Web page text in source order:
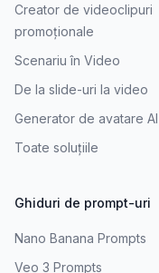
Creator de videoclipuri
promoționale
Scenariu în Video
De la slide-uri la video
Generator de avatare AI
Toate soluțiile
Ghiduri de prompt-uri
Nano Banana Prompts
Veo 3 Prompts